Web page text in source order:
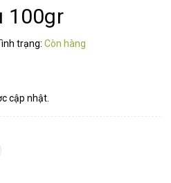
100gr
trạng: Còn hàng
cập nhật.